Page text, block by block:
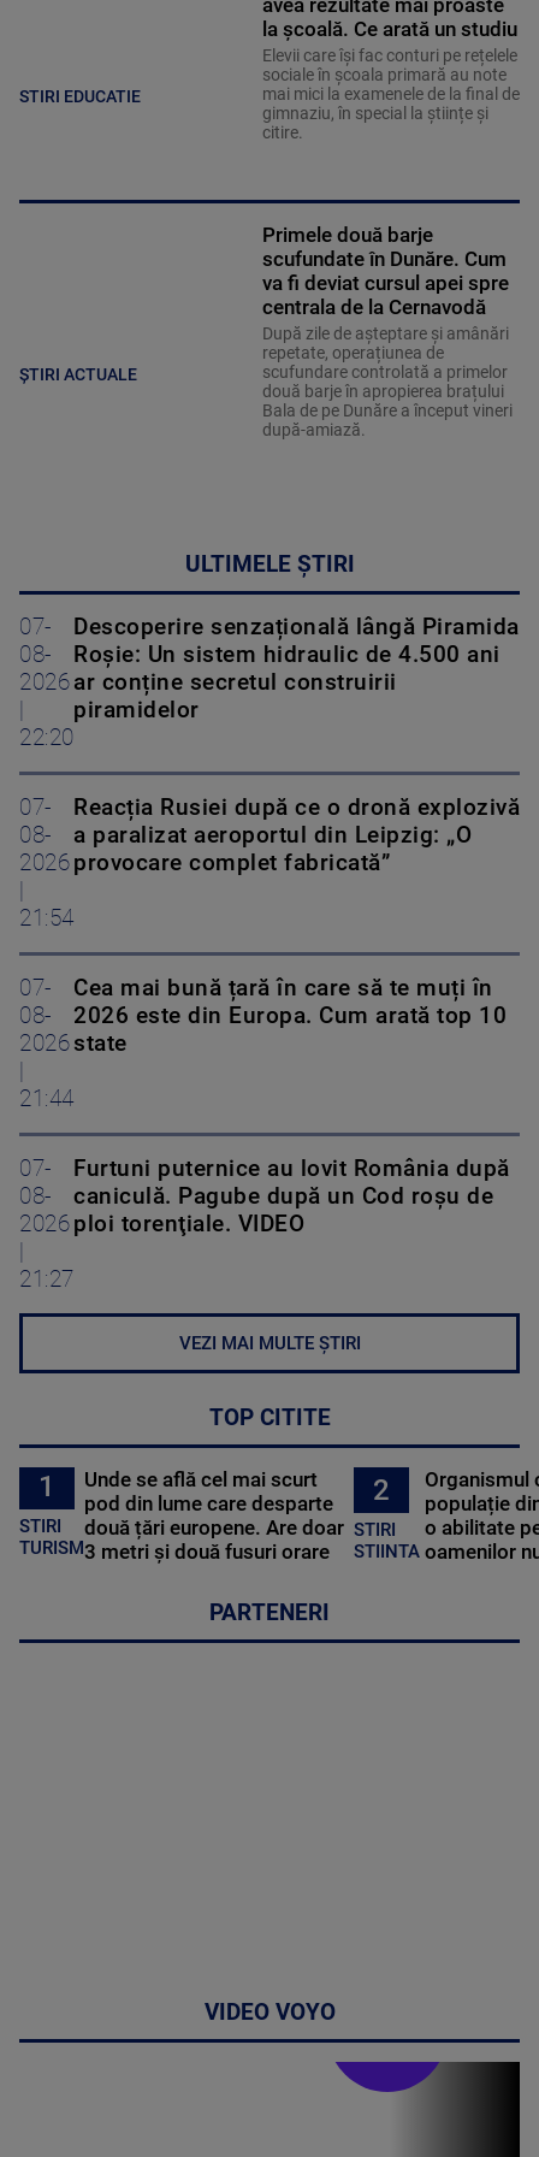
STIRI EDUCATIE
avea rezultate mai proaste
la școală. Ce arată un studiu
Elevii care îşi fac conturi pe rețelele
sociale în școala primară au note
mai mici la examenele de la final de
gimnaziu, în special la științe și
citire.
ȘTIRI ACTUALE
Primele două barje
scufundate în Dunăre. Cum
va fi deviat cursul apei spre
centrala de la Cernavodă
După zile de așteptare și amânări
repetate, operațiunea de
scufundare controlată a primelor
două barje în apropierea brațului
Bala de pe Dunăre a început vineri
după-amiază.
ULTIMELE ȘTIRI
07-
08-
2026
22:20
Descoperire senzațională lângă Piramida
Roșie: Un sistem hidraulic de 4.500 ani
ar conține secretul construirii
piramidelor
07-
08-
2026
21:54
Reacția Rusiei după ce o dronă explozivă
a paralizat aeroportul din Leipzig: „O
provocare complet fabricată”
07-
08-
2026
21:44
Cea mai bună țară în care să te muți în
2026 este din Europa. Cum arată top 10
state
07-
08-
2026
21:27
Furtuni puternice au lovit România după
caniculă. Pagube după un Cod roşu de
ploi torenţiale. VIDEO
VEZI MAI MULTE ȘTIRI
TOP CITITE
1
STIRI
TURISM
Unde se află cel mai scurt
pod din lume care desparte
două țări europene. Are doar
3 metri și două fusuri orare
2
STIRI
STIINTA
Organismul
populație
o abilitate
oamenilor
PARTENERI
VIDEO VOYO